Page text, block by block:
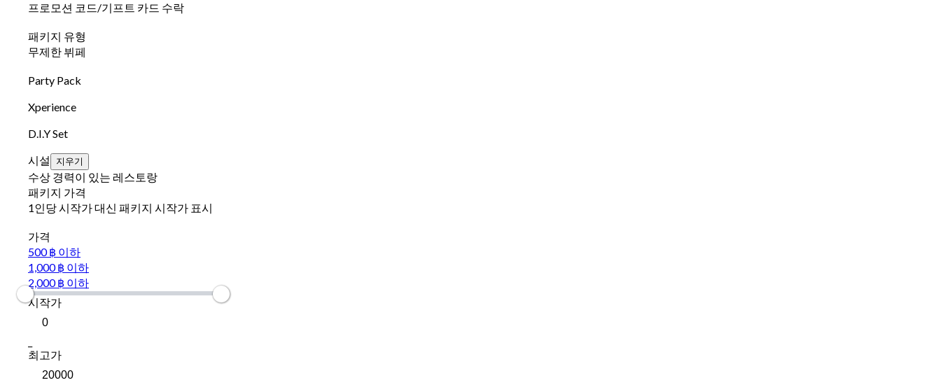
프로모션 코드/기프트 카드 수락
패키지 유형
무제한 뷔페
Party Pack
Xperience
D.I.Y Set
시설
지우기
수상 경력이 있는 레스토랑
패키지 가격
1인당 시작가 대신 패키지 시작가 표시
가격
500 ฿ 이하
1,000 ฿ 이하
2,000 ฿ 이하
시작가
최고가